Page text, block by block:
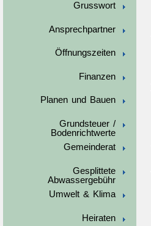
Grusswort
Ansprechpartner
Öffnungszeiten
Finanzen
Planen und Bauen
Grundsteuer /
Bodenrichtwerte
Gemeinderat
Gesplittete
Abwassergebühr
Umwelt & Klima
Heiraten